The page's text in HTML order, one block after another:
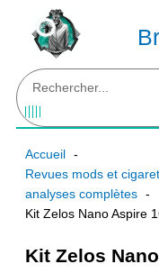
contenu
Accueil
Revues mods et
analyses complètes
Kit Zelos Nano Aspire
Kit Zelos